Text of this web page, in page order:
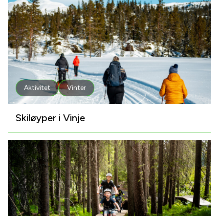
Aktivitet Vinter
Skiløyper i Vinje